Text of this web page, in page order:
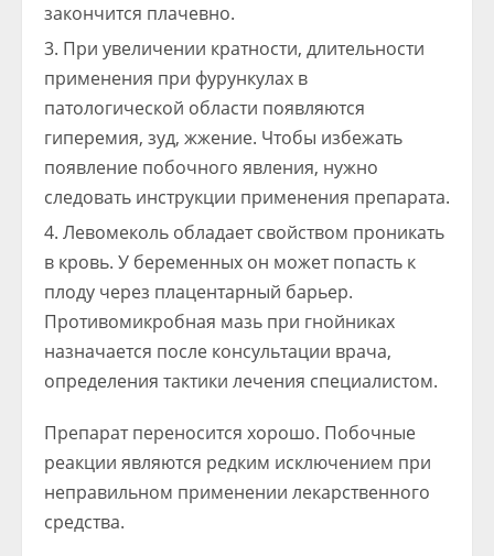
закончится плачевно.
При увеличении кратности, длительности
применения при фурункулах в
патологической области появляются
гиперемия, зуд, жжение. Чтобы избежать
появление побочного явления, нужно
следовать инструкции применения препарата.
Левомеколь обладает свойством проникать
в кровь. У беременных он может попасть к
плоду через плацентарный барьер.
Противомикробная мазь при гнойниках
назначается после консультации врача,
определения тактики лечения специалистом.
Препарат переносится хорошо. Побочные
реакции являются редким исключением при
неправильном применении лекарственного
средства.